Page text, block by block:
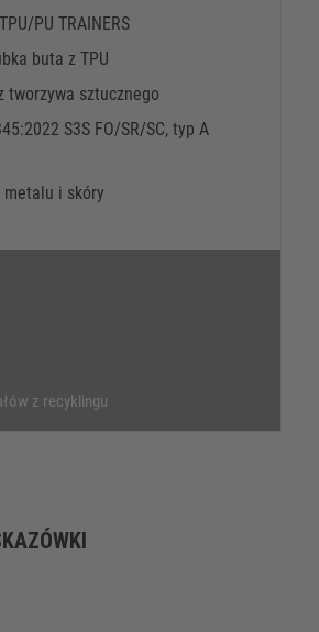
PU TRAINERS
buta z TPU
tworzywa sztucznego
S3S FO/SR/SC, typ A
metalu i skóry
z recyklingu